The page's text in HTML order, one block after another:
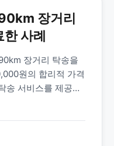
장거리
사례
장거리 탁송을
원의 합리적 가격
송 서비스를 제공합